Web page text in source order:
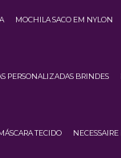
MOCHILA SACO EM NYLON
PERSONALIZADAS BRINDES
TECIDO